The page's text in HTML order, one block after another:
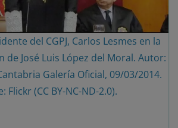
del CGPJ, Carlos Lesmes en la
de José Luis López del Moral. Autor:
Galería Oficial, 09/03/2014.
Flickr (CC BY-NC-ND-2.0).